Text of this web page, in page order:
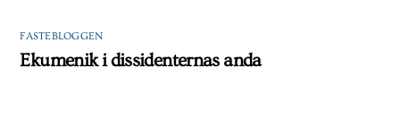
FASTEBLOGGEN
Ekumenik i dissidenternas anda